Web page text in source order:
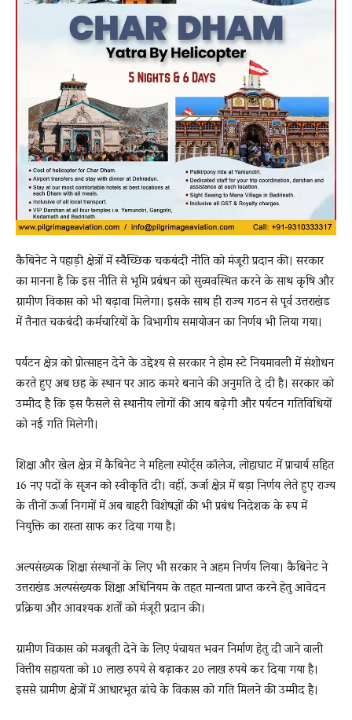
कैबिनेट ने पहाड़ी क्षेत्रों में स्वैच्छिक चकबंदी नीति को मंजूरी प्रदान की। सरकार
का मानना है कि इस नीति से भूमि प्रबंधन को सुव्यवस्थित करने के साथ कृषि और
ग्रामीण विकास को भी बढ़ावा मिलेगा। इसके साथ ही राज्य गठन से पूर्व उत्तराखंड
में तैनात चकबंदी कर्मचारियों के विभागीय समायोजन का निर्णय भी लिया गया।
पर्यटन क्षेत्र को प्रोत्साहन देने के उद्देश्य से सरकार ने होम स्टे नियमावली में संशोधन
करते हुए अब छह के स्थान पर आठ कमरे बनाने की अनुमति दे दी है। सरकार को
उम्मीद है कि इस फैसले से स्थानीय लोगों की आय बढ़ेगी और पर्यटन गतिविधियों
को नई गति मिलेगी।
शिक्षा और खेल क्षेत्र में कैबिनेट ने महिला स्पोर्ट्स कॉलेज, लोहाघाट में प्राचार्य सहित
16 नए पदों के सृजन को स्वीकृति दी। वहीं, ऊर्जा क्षेत्र में बड़ा निर्णय लेते हुए राज्य
के तीनों ऊर्जा निगमों में अब बाहरी विशेषज्ञों की भी प्रबंध निदेशक के रूप में
नियुक्ति का रास्ता साफ कर दिया गया है।
अल्पसंख्यक शिक्षा संस्थानों के लिए भी सरकार ने अहम निर्णय लिया। कैबिनेट ने
उत्तराखंड अल्पसंख्यक शिक्षा अधिनियम के तहत मान्यता प्राप्त करने हेतु आवेदन
प्रक्रिया और आवश्यक शर्तों को मंजूरी प्रदान की।
ग्रामीण विकास को मजबूती देने के लिए पंचायत भवन निर्माण हेतु दी जाने वाली
वित्तीय सहायता को 10 लाख रुपये से बढ़ाकर 20 लाख रुपये कर दिया गया है।
इससे ग्रामीण क्षेत्रों में आधारभूत ढांचे के विकास को गति मिलने की उम्मीद है।